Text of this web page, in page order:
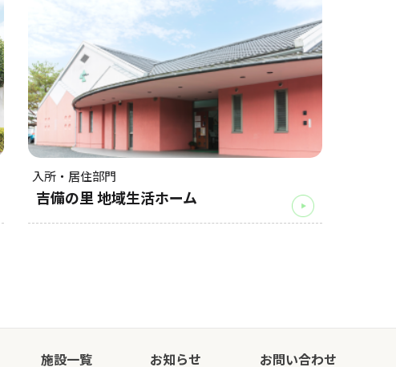
入所・居住部門
吉備の里 地域生活ホーム
施設一覧 お知らせ お問い合わせ